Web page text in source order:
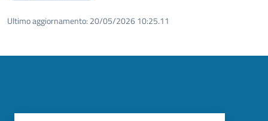
Ultimo aggiornamento: 20/05/2026 10:25.11